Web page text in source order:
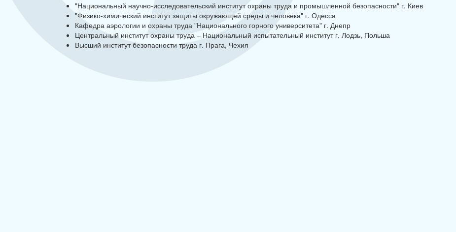
"Национальный научно-исследовательский институт охраны труда и промышленной безопасности" г. Киев
"Физико-химический институт защиты окружающей среды и человека" г. Одесса
Кафедра аэрологии и охраны труда "Национального горного университета" г. Днепр
Центральный институт охраны труда – Национальный испытательный институт г. Лодзь, Польша
Высший институт безопасности труда г. Прага, Чехия